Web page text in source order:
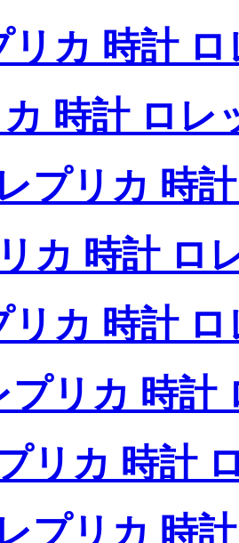
リカ 時計
時計 ロレ
レプリカ 時
カ 時計 ロ
リカ 時計
プリカ 時計
リカ 時計
レプリカ 時